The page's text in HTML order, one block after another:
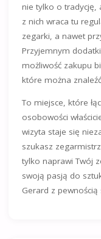
nie tylko o tradycję,
z nich wraca tu
zegarki, a nawet
Przyjemnym
możliwość zakupu
które można
To miejsce, które
osobowości
wizyta staje się
szukasz
tylko naprawi Twój
swoją pasją do
Gerard z pewnością